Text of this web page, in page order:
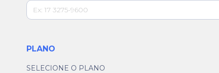
PLANO
SELECIONE O PLANO